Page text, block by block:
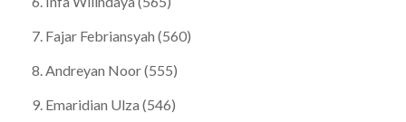
7. Fajar Febriansyah (560)
8. Andreyan Noor (555)
9. Emaridian Ulza (546)